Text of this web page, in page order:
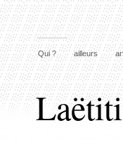
Qui ? ailleurs